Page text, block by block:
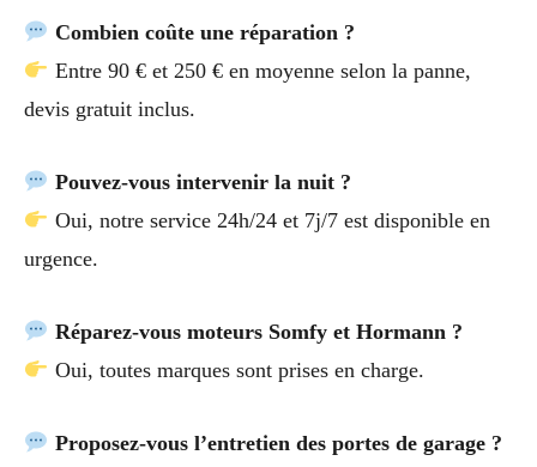
Combien coûte une réparation ?
Entre 90 € et 250 € en moyenne selon la panne,
devis gratuit inclus.
Pouvez-vous intervenir la nuit ?
Oui, notre service 24h/24 et 7j/7 est disponible en
urgence.
Réparez-vous moteurs Somfy et Hormann ?
Oui, toutes marques sont prises en charge.
Proposez-vous l’entretien des portes de garage ?